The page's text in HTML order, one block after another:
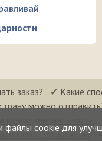
файлы cookie для
заказ? ✔ Какие
можно
соглашение